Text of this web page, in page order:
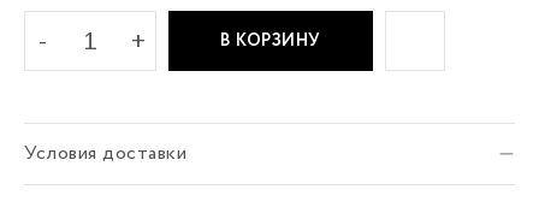
В КОРЗИНУ
Условия доставки